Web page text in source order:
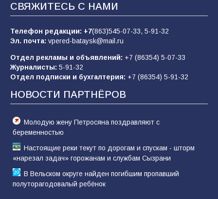
«Слухами Москву не возьмёшь»: почему
заявления Киева о мобилизации — это
отчаяние, а не разведка
83 02.08.2026
Батайчане вышли в финал Всероссийского
конкурса «Большая перемена»
61 04.08.2026
СВЯЖИТЕСЬ С НАМИ
Телефон редакции: +7(863)545-07-33, 5-91-32
Эл. почта: vpered-bataysk@mail.ru
Отдел рекламы и объявлений: +7 (86354) 5-07-33
Журналисты: 5-91-32
Отдел подписки и бухгалтерия: +7 (86354) 5-91-32
НОВОСТИ ПАРТНЁРОВ
Молодую жену Петросяна поздравляют с
беременностью
Настоящие реки текут по дорогам и спускам - шторм
«нарезал задач» горожанам и службам Сызрани
В Вельском округе найден погибшим пропавший
полуторагодовалый ребёнок